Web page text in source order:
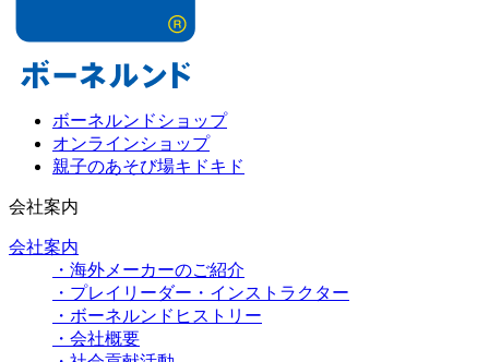
ボーネルンドショップ
オンラインショップ
親子のあそび場キドキド
会社案内
会社案内
・海外メーカーのご紹介
・プレイリーダー・インストラクター
・ボーネルンドヒストリー
・会社概要